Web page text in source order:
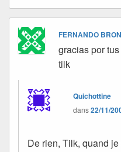
FERNANDO
gracias por
tilk
Quichottine
dans22/11/
De rien, Tilk, quand